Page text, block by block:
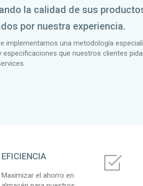
la calidad de sus
por nuestra experiencia.
implementamos una metodología
especificaciones que nuestros clientes
EFICIENCIA
Maximizar el ahorro en